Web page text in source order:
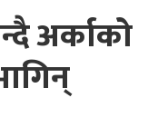
अर्काको